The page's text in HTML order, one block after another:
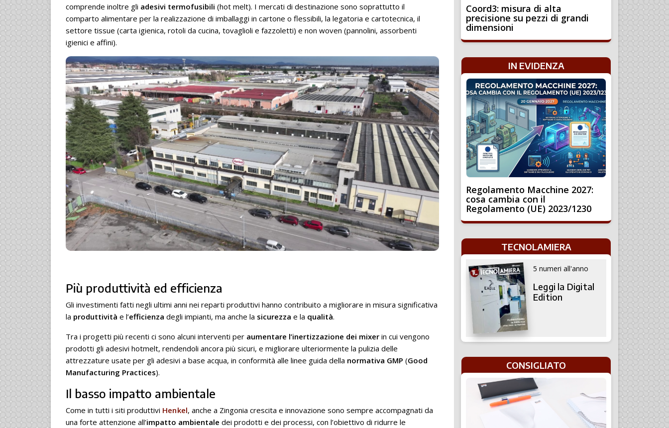
comprende inoltre gli adesivi termofusibili (hot melt). I mercati di destinazione sono soprattutto il
comparto alimentare per la realizzazione di imballaggi in cartone o flessibili, la legatoria e cartotecnica, il
settore tissue (carta igienica, rotoli da cucina, tovaglioli e fazzoletti) e non woven (pannolini, assorbenti
igienici e affini).
Più produttività ed efficienza
Gli investimenti fatti negli ultimi anni nei reparti produttivi hanno contribuito a migliorare in misura significativa
la produttività e l’efficienza degli impianti, ma anche la sicurezza e la qualità.
Tra i progetti più recenti ci sono alcuni interventi per aumentare l’inertizzazione dei mixer in cui vengono
prodotti gli adesivi hotmelt, rendendoli ancora più sicuri, e migliorare ulteriormente la pulizia delle
attrezzature usate per gli adesivi a base acqua, in conformità alle linee guida della normativa GMP (Good
Manufacturing Practices).
Il basso impatto ambientale
Come in tutti i siti produttivi Henkel, anche a Zingonia crescita e innovazione sono sempre accompagnati da
una forte attenzione all’impatto ambientale dei prodotti e dei processi, con l’obiettivo di ridurre le
Coord3: misura di alta
precisione su pezzi di grandi
dimensioni
IN EVIDENZA
Regolamento Macchine 2027:
cosa cambia con il
Regolamento (UE) 2023/1230
TECNOLAMIERA
5 numeri all'anno
Leggi la Digital
Edition
CONSIGLIATO